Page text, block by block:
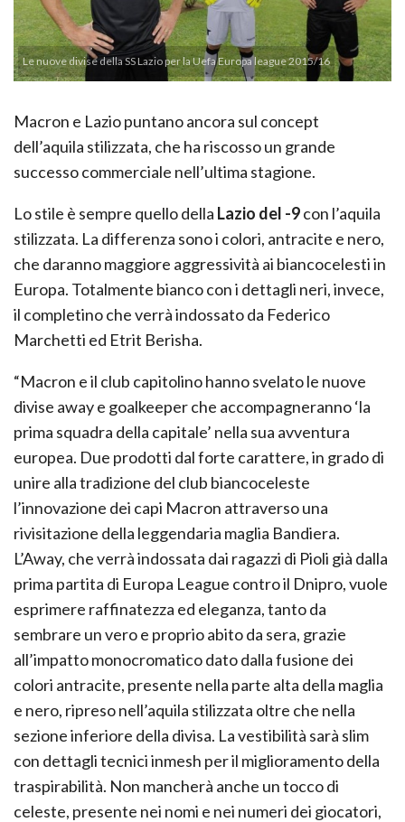
Le nuove divise della SS Lazio per la Uefa Europa league 2015/16
Macron e Lazio puntano ancora sul concept
dell’aquila stilizzata, che ha riscosso un grande
successo commerciale nell’ultima stagione.
Lo stile è sempre quello della Lazio del -9con l’aquila
stilizzata. La differenza sono i colori, antracite e nero,
che daranno maggiore aggressività ai biancocelesti in
Europa. Totalmente bianco con i dettagli neri, invece,
il completino che verrà indossato da Federico
Marchetti ed Etrit Berisha.
“Macron e il club capitolino hanno svelato le nuove
divise away e goalkeeper che accompagneranno ‘la
prima squadra della capitale’ nella sua avventura
europea. Due prodotti dal forte carattere, in grado di
unire alla tradizione del club biancoceleste
l’innovazione dei capi Macron attraverso una
rivisitazione della leggendaria maglia Bandiera.
L’Away, che verrà indossata dai ragazzi di Pioli già dalla
prima partita di Europa League contro il Dnipro, vuole
esprimere raffinatezza ed eleganza, tanto da
sembrare un vero e proprio abito da sera, grazie
all’impatto monocromatico dato dalla fusione dei
colori antracite, presente nella parte alta della maglia
e nero, ripreso nell’aquila stilizzata oltre che nella
sezione inferiore della divisa. La vestibilità sarà slim
con dettagli tecnici inmesh per il miglioramento della
traspirabilità. Non mancherà anche un tocco di
celeste, presente nei nomi e nei numeri dei giocatori,